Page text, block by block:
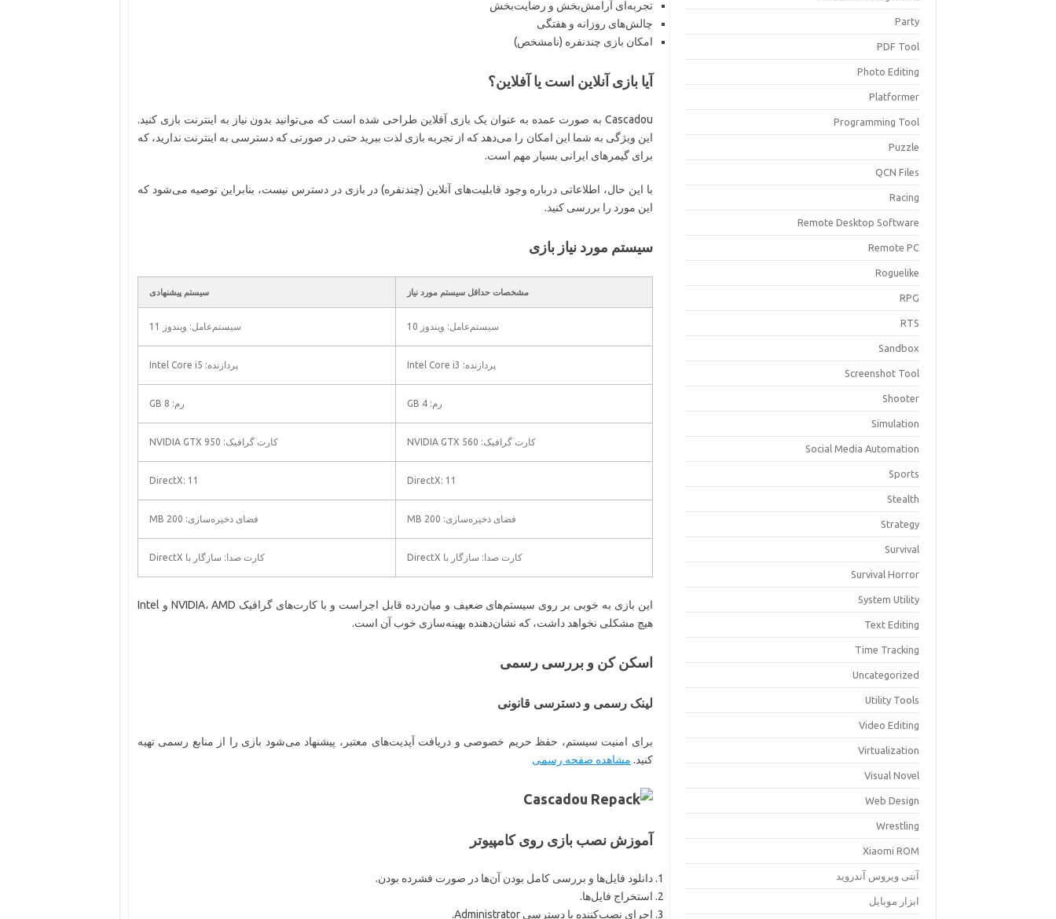
تجربه‌ای آرامش‌بخش و رضایت‌بخش
چالش‌های روزانه و هفتگی
امکان بازی چندنفره (نامشخص)
آیا بازی آنلاین است یا آفلاین؟
Cascadou به صورت عمده به عنوان یک بازی آفلاین طراحی شده است که می‌توانید بدون نیاز به اینترنت بازی کنید.
این ویژگی به شما این امکان را می‌دهد که از تجربه بازی لذت ببرید حتی در صورتی که دسترسی به اینترنت ندارید، که
برای گیمرهای ایرانی بسیار مهم است.
با این حال، اطلاعاتی درباره وجود قابلیت‌های آنلاین (چندنفره) در بازی در دسترس نیست، بنابراین توصیه می‌شود که
این مورد را بررسی کنید.
سیستم مورد نیاز بازی
مشخصات حداقل سیستم مورد نیاز سیستم پیشنهادی
سیستم‌عامل: ویندوز 10 سیستم‌عامل: ویندوز 11
پردازنده: Intel Core i3 پردازنده: Intel Core i5
رم: 4 GB رم: 8 GB
کارت گرافیک: NVIDIA GTX 560 کارت گرافیک: NVIDIA GTX 950
DirectX: 11
DirectX: 11
فضای ذخیره‌سازی: 200 MB فضای ذخیره‌سازی: 200 MB
کارت صدا: سازگار با DirectX کارت صدا: سازگار با DirectX
این بازی به خوبی بر روی سیستم‌های ضعیف و میان‌رده قابل اجراست و با کارت‌های گرافیک NVIDIA، AMD و Intel
هیچ مشکلی نخواهد داشت، که نشان‌دهنده بهینه‌سازی خوب آن است.
اسکن کن و بررسی رسمی
لینک رسمی و دسترسی قانونی
برای امنیت سیستم، حفظ حریم خصوصی و دریافت آپدیت‌های معتبر، پیشنهاد می‌شود بازی را از منابع رسمی تهیه
کنید. مشاهده صفحه رسمی
آموزش نصب بازی روی کامپیوتر
دانلود فایل‌ها و بررسی کامل بودن آن‌ها در صورت فشرده بودن.
استخراج فایل‌ها.
اجرای نصب‌کننده با دسترسی Administrator.
Party
PDF Tool
Photo Editing
Platformer
Programming Tool
Puzzle
QCN Files
Racing
Remote Desktop Software
Remote PC
Roguelike
RPG
RTS
Sandbox
Screenshot Tool
Shooter
Simulation
Social Media Automation
Sports
Stealth
Strategy
Survival
Survival Horror
System Utility
Text Editing
Time Tracking
Uncategorized
Utility Tools
Video Editing
Virtualization
Visual Novel
Web Design
Wrestling
Xiaomi ROM
آنتی ویروس آندروید
ابزار موبایل